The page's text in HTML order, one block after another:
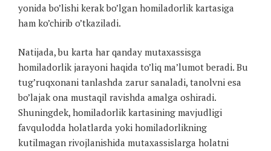
yonida bo’lishi kerak bo’lgan homiladorlik kartasiga
ham ko’chirib o’tkaziladi.
Natijada, bu karta har qanday mutaxassisga
homiladorlik jarayoni haqida to’liq ma’lumot beradi. Bu
tug’ruqxonani tanlashda zarur sanaladi, tanolvni esa
bo’lajak ona mustaqil ravishda amalga oshiradi.
Shuningdek, homiladorlik kartasining mavjudligi
favqulodda holatlarda yoki homiladorlikning
kutilmagan rivojlanishida mutaxassislarga holatni